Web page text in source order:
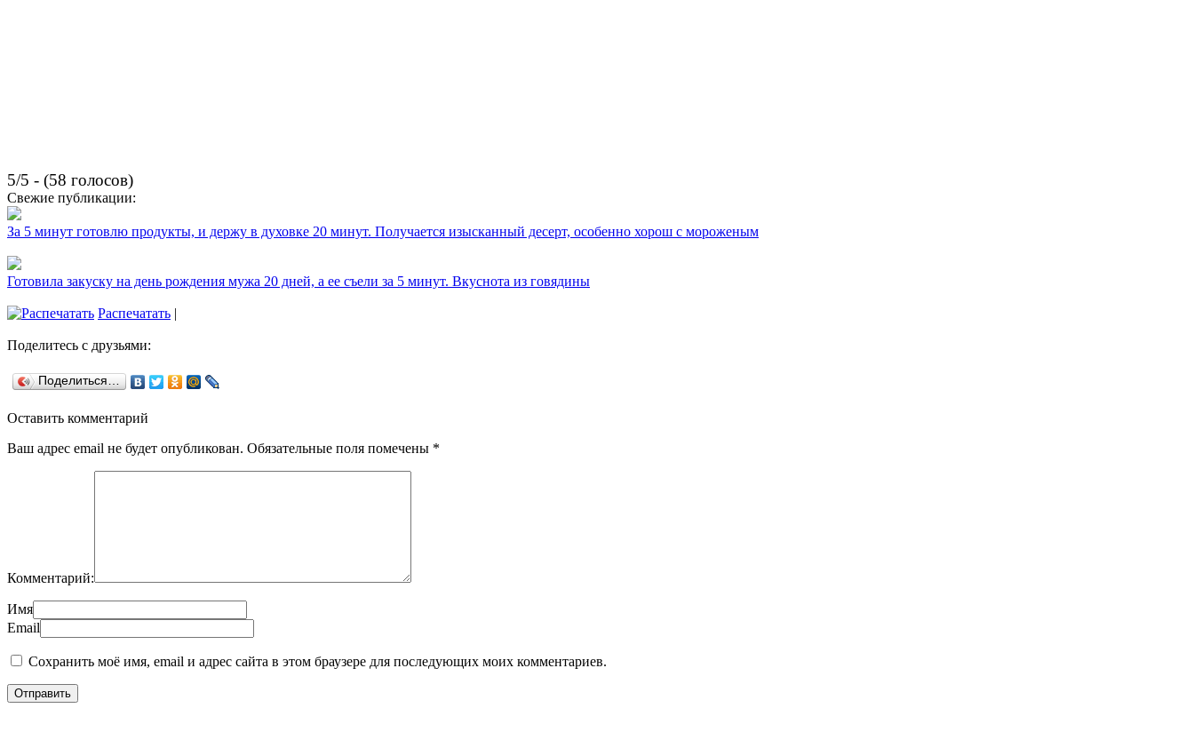
5/5 - (58 голосов)
Свежие публикации:
За 5 минут готовлю продукты, и держу в духовке 20 минут. Получается изысканный десерт, особенно хорош с мороженым
Готовила закуску на день рождения мужа 20 дней, а ее съели за 5 минут. Вкуснота из говядины
Распечатать |
Поделитесь с друзьями:
Поделиться…
Оставить комментарий
Ваш адрес email не будет опубликован. Обязательные поля помечены *
Комментарий:
Имя
Email
Сохранить моё имя, email и адрес сайта в этом браузере для последующих моих комментариев.